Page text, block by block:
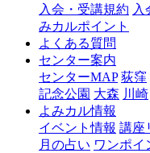
入会・受講規約 入
みカルポイント
よくある質問
センター案内
センターMAP 荻窪
記念公園 大森 川崎
よみカル情報
イベント情報 講座
月の占い ワンポイ